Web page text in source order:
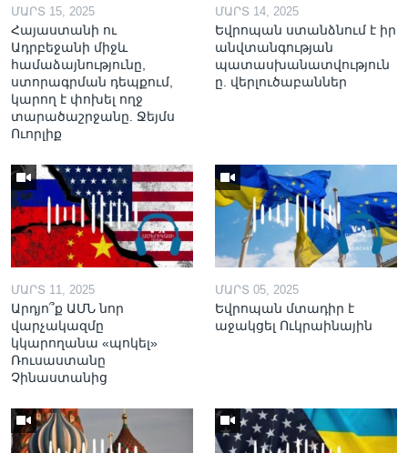
ՄԱՐՏ 15, 2025
Հայաստանի ու
Ադրբեջանի միջև
համաձայնությունը,
ստորագրման դեպքում,
կարող է փոխել ողջ
տարածաշրջանը. Ջեյմս
Ուորլիք
ՄԱՐՏ 14, 2025
Եվրոպան ստանձնում է իր
անվտանգության
պատասխանատվություն
ը. վերլուծաբաններ
ՄԱՐՏ 11, 2025
Արդյո՞ք ԱՄՆ նոր
վարչակազմը
կկարողանա «պոկել»
Ռուսաստանը
Չինաստանից
ՄԱՐՏ 05, 2025
Եվրոպան մտադիր է
աջակցել Ուկրաինային